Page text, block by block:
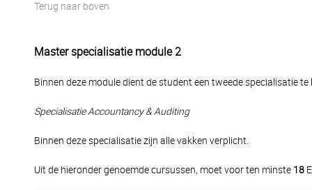
Terug naar boven
Master specialisatie module 2
Binnen deze module dient de student een tweede specialisatie
Specialisatie Accountancy & Auditing
Binnen deze specialisatie zijn alle vakken verplicht.
Uit de hieronder genoemde cursussen, moet voor ten minste 18